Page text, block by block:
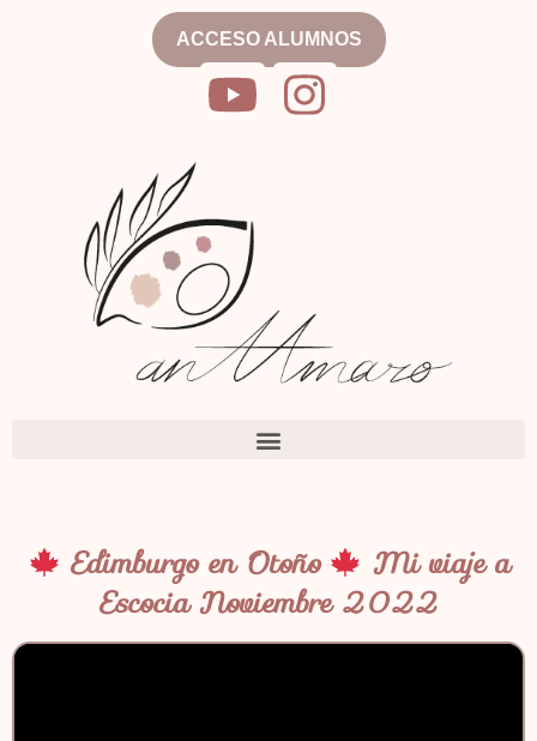
ACCESO ALUMNOS
Edimburgo en Otoño
Mi viaje a
Escocia Noviembre 2022